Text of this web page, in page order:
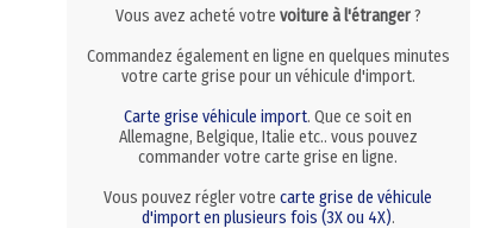
Vous avez acheté votre voiture à l'étranger?
Commandez également en ligne en quelques minutes
votre carte grise pour un véhicule d'import.
Carte grise véhicule import. Que ce soit en
Allemagne, Belgique, Italie etc.. vous pouvez
commander votre carte grise en ligne.
Vous pouvez régler votrecarte grise de véhicule
d'import en plusieurs fois (3X ou 4X).